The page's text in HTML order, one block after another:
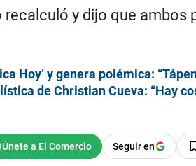
y dijo que
Hoy’ y genera polémica:
de Christian Cueva: “Hay
Seguir en